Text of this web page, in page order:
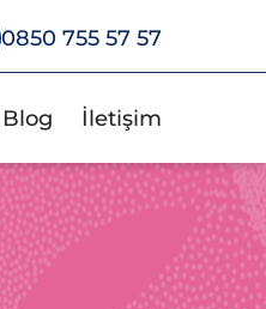
0850 755 57 57
Blog İletişim